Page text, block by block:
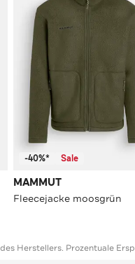
-40%* Sale
MAMMUT
Fleecejacke moosgrün
Herstellers. Prozentuale